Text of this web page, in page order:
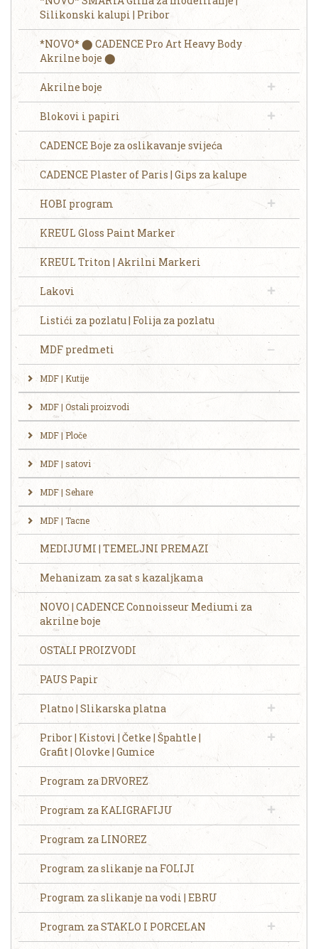
Silikonski kalupi | Pribor
*NOVO* ⬤ CADENCE Pro Art Heavy Body
Akrilne boje ⬤
Akrilne boje
Blokovi i papiri
CADENCE Boje za oslikavanje svijeća
CADENCE Plaster of Paris | Gips za kalupe
HOBI program
KREUL Gloss Paint Marker
KREUL Triton | Akrilni Markeri
Lakovi
Listići za pozlatu | Folija za pozlatu
MDF predmeti
MDF | Kutije
MDF | Ostali proizvodi
MDF | Ploče
MDF | satovi
MDF | Sehare
MDF | Tacne
MEDIJUMI | TEMELJNI PREMAZI
Mehanizam za sat s kazaljkama
NOVO | CADENCE Connoisseur Mediumi za
akrilne boje
OSTALI PROIZVODI
PAUS Papir
Platno | Slikarska platna
Pribor | Kistovi | Četke | Špahtle |
Grafit | Olovke | Gumice
Program za DRVOREZ
Program za KALIGRAFIJU
Program za LINOREZ
Program za slikanje na FOLIJI
Program za slikanje na vodi | EBRU
Program za STAKLO I PORCELAN